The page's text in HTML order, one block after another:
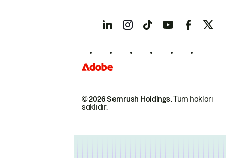
© 2026 Semrush Holdings.Tüm hakları
saklıdır.